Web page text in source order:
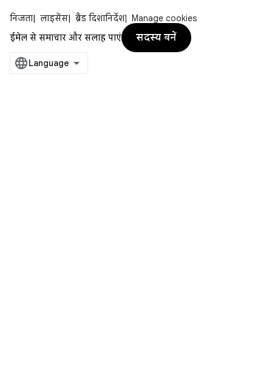
निजता लाइसेंस ब्रैंड दिशानिर्देश
Manage cookies
ईमेल से समाचार और सलाह पाएं
सदस्य बनें